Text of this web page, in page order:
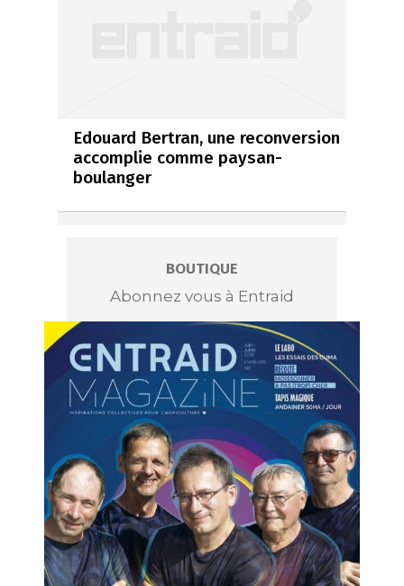
Edouard Bertran, une reconversion
accomplie comme paysan-
boulanger
BOUTIQUE
Abonnez vous à Entraid